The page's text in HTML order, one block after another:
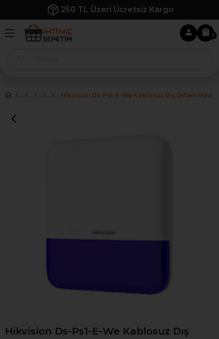
250 TL Üzeri Ücretsiz Kargo
0
Hikvision Ds-Ps1-E-We Kablosuz Dış Ortam Mavi
Hikvision Ds-Ps1-E-We Kablosuz Dış